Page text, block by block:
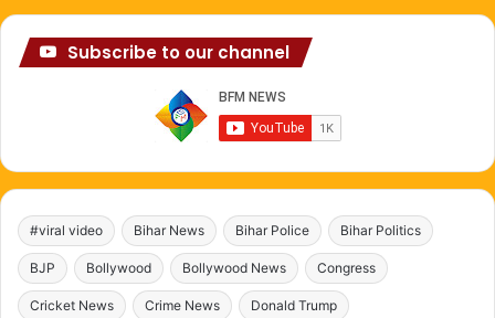
Subscribe to our channel
#viral video Bihar News Bihar Police Bihar Politics
BJP Bollywood Bollywood News Congress
Cricket News Crime News Donald Trump